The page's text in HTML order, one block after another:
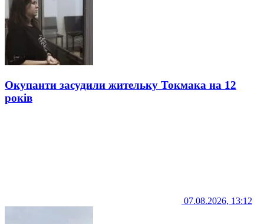
Окупанти засудили жительку Токмака на 12
років
07.08.2026, 13:12